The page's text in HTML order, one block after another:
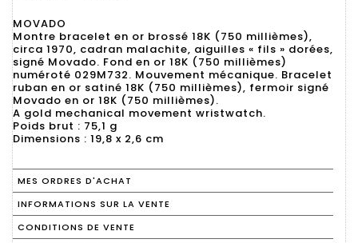
MOVADO
Montre bracelet en or brossé 18K (750 millièmes),
circa 1970, cadran malachite, aiguilles « fils » dorées,
signé Movado. Fond en or 18K (750 millièmes)
numéroté 029M732. Mouvement mécanique. Bracelet
ruban en or satiné 18K (750 millièmes), fermoir signé
Movado en or 18K (750 millièmes).
A gold mechanical movement wristwatch.
Poids brut : 75,1 g
Dimensions : 19,8 x 2,6 cm
MES ORDRES D'ACHAT
INFORMATIONS SUR LA VENTE
CONDITIONS DE VENTE